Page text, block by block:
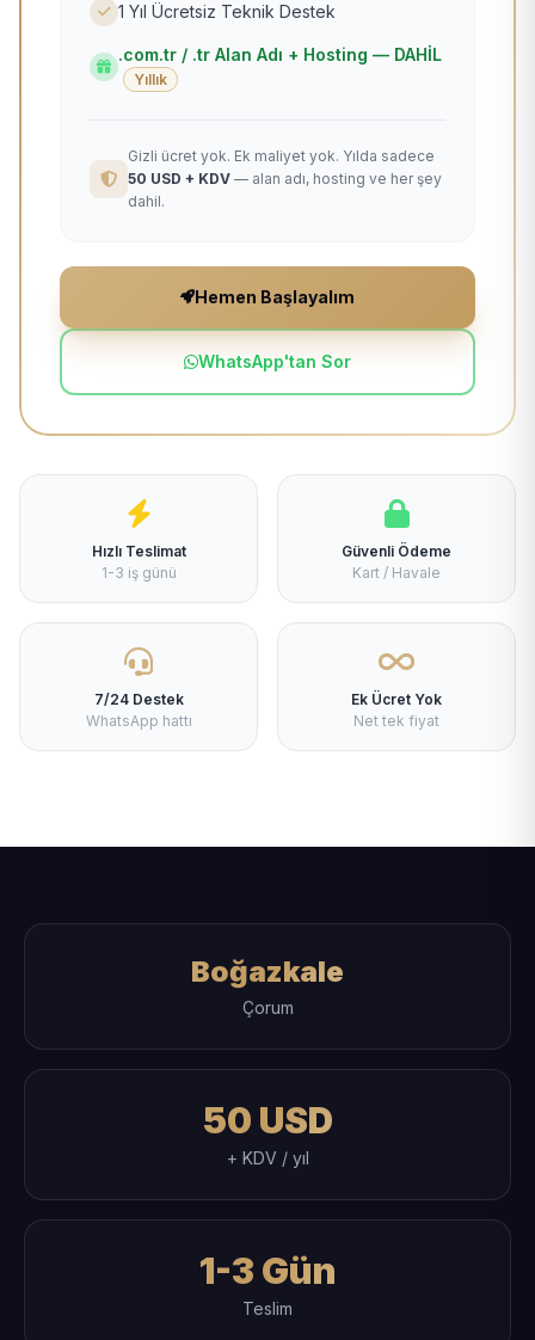
1 Yıl Ücretsiz Teknik Destek
.com.tr / .tr Alan Adı + Hosting — DAHİL
Yıllık
Gizli ücret yok. Ek maliyet yok. Yılda sadece
50 USD + KDV — alan adı, hosting ve her şey
dahil.
Hemen Başlayalım
WhatsApp'tan Sor
Hızlı Teslimat
1-3 iş günü
Güvenli Ödeme
Kart / Havale
7/24 Destek
WhatsApp hattı
Ek Ücret Yok
Net tek fiyat
Boğazkale
Çorum
50 USD
+ KDV / yıl
1-3 Gün
Teslim